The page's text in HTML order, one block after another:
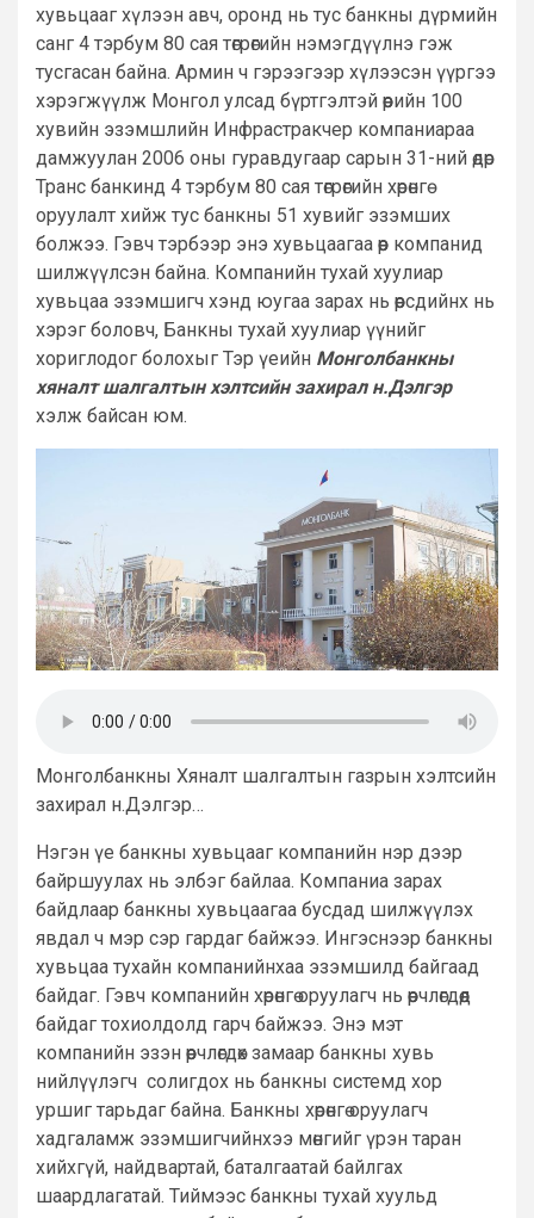
хувьцааг хүлээн авч, оронд нь тус банкны дүрмийн
санг 4 тэрбум 80 сая төгрөгийн нэмэгдүүлнэ гэж
тусгасан байна. Армин ч гэрээгээр хүлээсэн үүргээ
хэрэгжүүлж Монгол улсад бүртгэлтэй өөрийн 100
хувийн эзэмшлийн Инфрастракчер компаниараа
дамжуулан 2006 оны гуравдугаар сарын 31-ний өдөр
Транс банкинд 4 тэрбум 80 сая төгрөгийн хөрөнгө
оруулалт хийж тус банкны 51 хувийг эзэмших
болжээ. Гэвч тэрбээр энэ хувьцаагаа өөр компанид
шилжүүлсэн байна. Компанийн тухай хуулиар
хувьцаа эзэмшигч хэнд юугаа зарах нь өөрсдийнх нь
хэрэг боловч, Банкны тухай хуулиар үүнийг
хориглодог болохыг Тэр үеийн Монголбанкны
хяналт шалгалтын хэлтсийн захирал н.Дэлгэр
хэлж байсан юм.
Монголбанкны Хяналт шалгалтын газрын хэлтсийн
захирал н.Дэлгэр…
Нэгэн үе банкны хувьцааг компанийн нэр дээр
байршуулах нь элбэг байлаа. Компаниа зарах
байдлаар банкны хувьцаагаа бусдад шилжүүлэх
явдал ч мэр сэр гардаг байжээ. Ингэснээр банкны
хувьцаа тухайн компанийнхаа эзэмшилд байгаад
байдаг. Гэвч компанийн хөрөнгө оруулагч нь өөрчлөгдөөд
байдаг тохиолдолд гарч байжээ. Энэ мэт
компанийн эзэн өөрчлөгдөх замаар банкны хувь
нийлүүлэгч солигдох нь банкны системд хор
уршиг тарьдаг байна. Банкны хөрөнгө оруулагч
хадгаламж эзэмшигчийнхээ мөнгийг үрэн таран
хийхгүй, найдвартай, баталгаатай байлгах
шаардлагатай. Тиймээс банкны тухай хуульд